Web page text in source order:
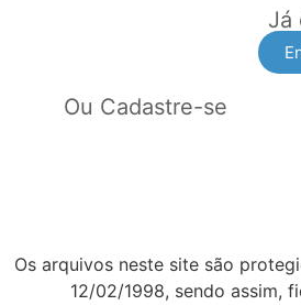
Já
Ou Cadastre-se
Os arquivos neste site são
12/02/1998, sendo assim,